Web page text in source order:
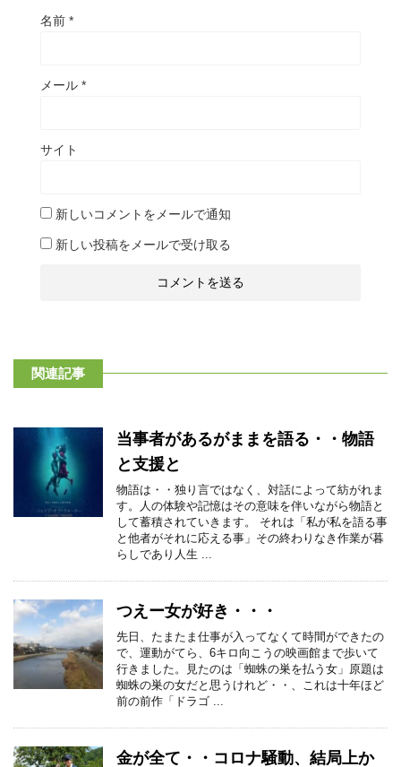
名前 *
メール *
サイト
新しいコメントをメールで通知
新しい投稿をメールで受け取る
関連記事
当事者があるがままを語る・・物語
と支援と
物語は・・独り言ではなく、対話によって紡がれま
す。人の体験や記憶はその意味を伴いながら物語と
して蓄積されていきます。 それは「私が私を語る事
と他者がそれに応える事」その終わりなき作業が暮
らしであり人生 ...
つえー女が好き・・・
先日、たまたま仕事が入ってなくて時間ができたの
で、運動がてら、6キロ向こうの映画館まで歩いて
行きました。見たのは「蜘蛛の巣を払う女」原題は
蜘蛛の巣の女だと思うけれど・・、これは十年ほど
前の前作「ドラゴ ...
金が全て・・コロナ騒動、結局上か